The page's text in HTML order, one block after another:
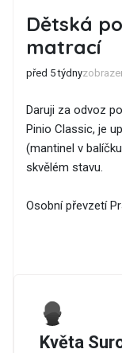
Dětská
matrací
před 5 týdny
Daruji za odvoz
Pinio Classic, je
(mantinel v
skvělém stavu.
Osobní převzetí
Květa